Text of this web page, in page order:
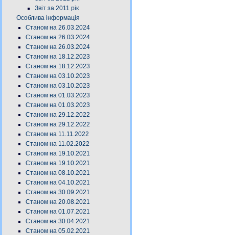
Звіт за 2011 рік
Особлива інформація
Станом на 26.03.2024
Станом на 26.03.2024
Станом на 26.03.2024
Станом на 18.12.2023
Станом на 18.12.2023
Станом на 03.10.2023
Станом на 03.10.2023
Станом на 01.03.2023
Станом на 01.03.2023
Станом на 29.12.2022
Станом на 29.12.2022
Станом на 11.11.2022
Станом на 11.02.2022
Станом на 19.10.2021
Станом на 19.10.2021
Станом на 08.10.2021
Станом на 04.10.2021
Станом на 30.09.2021
Станом на 20.08.2021
Станом на 01.07.2021
Станом на 30.04.2021
Станом на 05.02.2021